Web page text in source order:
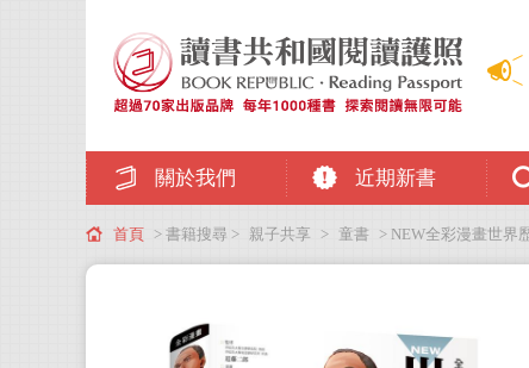
關於我們 近期新書
首頁 > 書籍搜尋 > 親子共享 > 童書 > NEW全彩漫畫世界